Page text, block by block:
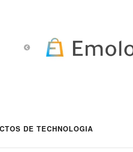
DE TECHNOLOGIA